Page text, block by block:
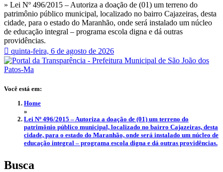
» Lei Nº 496/2015 – Autoriza a doação de (01) um terreno do
patrimônio público municipal, localizado no bairro Cajazeiras, desta
cidade, para o estado do Maranhão, onde será instalado um núcleo
de educação integral – programa escola digna e dá outras
providências.
quinta-feira, 6 de agosto de 2026
Você está em:
Home
»
Lei Nº 496/2015 – Autoriza a doação de (01) um terreno do
patrimônio público municipal, localizado no bairro Cajazeiras, desta
cidade, para o estado do Maranhão, onde será instalado um núcleo de
educação integral – programa escola digna e dá outras providências.
Busca